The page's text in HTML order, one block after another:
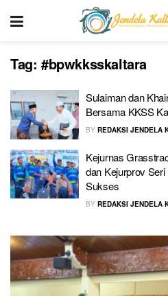
Tag: #bpwkksskaltara
Sulaiman dan
Bersama KKSS
BY REDAKSI JENDELA
Kejurnas
dan Kejurprov Seri
Sukses
BY REDAKSI JENDELA